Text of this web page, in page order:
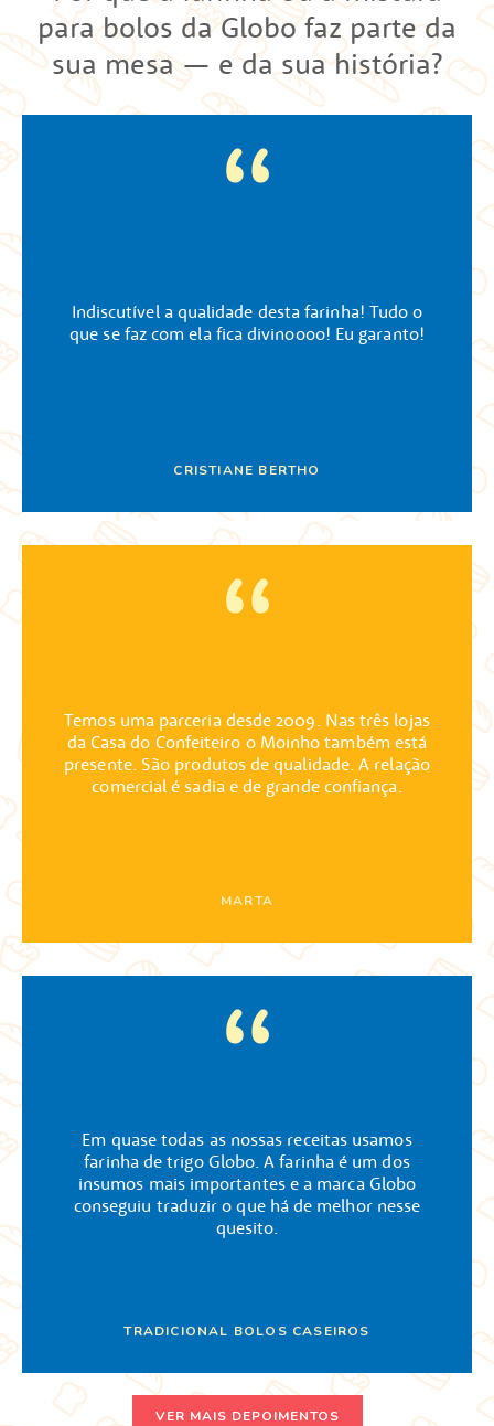
para bolos da Globo faz parte da
sua mesa — e da sua história?
Indiscutível a qualidade desta farinha! Tudo o
que se faz com ela fica divinoooo! Eu garanto!
CRISTIANE BERTHO
Temos uma parceria desde 2009. Nas três lojas
da Casa do Confeiteiro o Moinho também está
presente. São produtos de qualidade. A relação
comercial é sadia e de grande confiança.
MARTA
Em quase todas as nossas receitas usamos
farinha de trigo Globo. A farinha é um dos
insumos mais importantes e a marca Globo
conseguiu traduzir o que há de melhor nesse
quesito.
TRADICIONAL BOLOS CASEIROS
VER MAIS DEPOIMENTOS